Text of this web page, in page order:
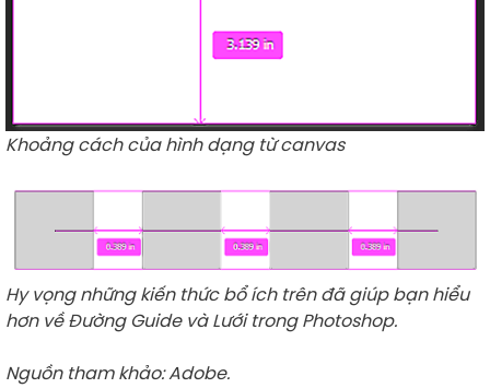
Khoảng cách của hình dạng từ canvas
Hy vọng những kiến thức bổ ích trên đã giúp bạn hiểu
hơn về Đường Guide và Lưới trong Photoshop.
Nguồn tham khảo: Adobe.